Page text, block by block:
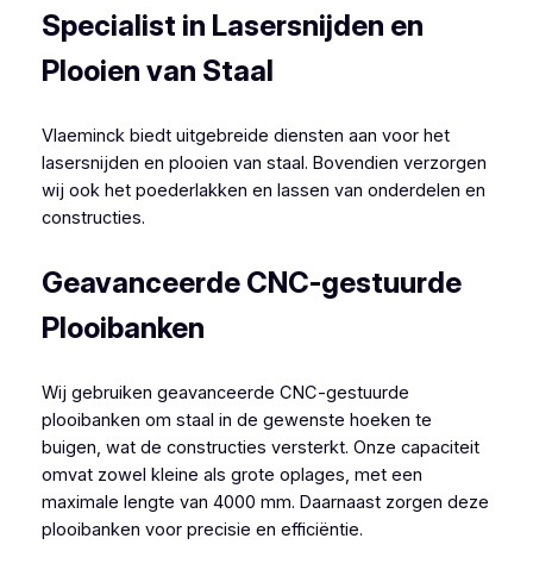
Specialist in Lasersnijden en
Plooien van Staal
Vlaeminck biedt uitgebreide diensten aan voor het
lasersnijden en plooien van staal. Bovendien verzorgen
wij ook het poederlakken en lassen van onderdelen en
constructies.
Geavanceerde CNC-gestuurde
Plooibanken
Wij gebruiken geavanceerde CNC-gestuurde
plooibanken om staal in de gewenste hoeken te
buigen, wat de constructies versterkt. Onze capaciteit
omvat zowel kleine als grote oplages, met een
maximale lengte van 4000 mm. Daarnaast zorgen deze
plooibanken voor precisie en efficiëntie.